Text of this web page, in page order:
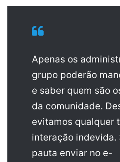
Apenas os
grupo poderão
e saber quem são
da comunidade.
evitamos qualquer
interação indevida.
pauta enviar no e-